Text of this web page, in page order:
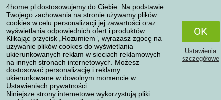
4home.pl dostosowujemy do Ciebie. Na podstawie
Twojego zachowania na stronie używamy plików
cookies w celu personalizacji jej zawartości oraz
wyświetlania odpowiednich ofert i produktów.
Klikając przycisk „Rozumiem”, wyrażasz zgodę na
używanie plików cookies do wyświetlania
ukierunkowanych reklam w sieciach reklamowych
na innych stronach internetowych. Możesz
dostosować personalizację i reklamy
ukierunkowane w dowolnym momencie w
Ustawieniach prywatności
Niniejsze strony internetowe wykorzystują pliki
OK
Ustawienia
szczegółowe
Odstąpienie od umowy
Zasady przetwarzania recenzji
Sposoby transportu
Metody płatności